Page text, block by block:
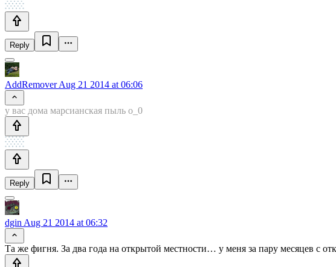
Reply
AddRemoverAug 21 2014 at 06:06
у вас дома марсианская пыль о_0
Reply
dgin Aug 21 2014 at 06:32
Та же фигня. За два года на открытой местности… у меня за пару месяцев с